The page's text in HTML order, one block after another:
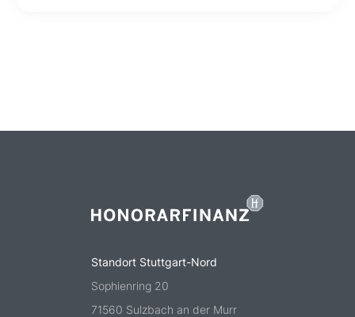
Standort Stuttgart-Nord
Sophienring 20
71560 Sulzbach an der Murr